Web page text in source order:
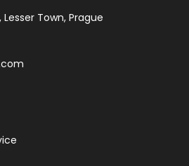
Lesser Town, Prague